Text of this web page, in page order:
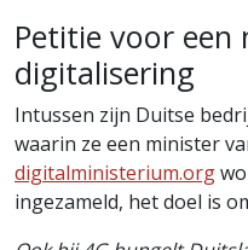
Petitie voor een
digitalisering
Intussen zijn Duitse
waarin ze een minister
digitalministerium.org
ingezameld, het doel is